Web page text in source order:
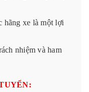
hãng xe là một lợi
nhiệm và ham